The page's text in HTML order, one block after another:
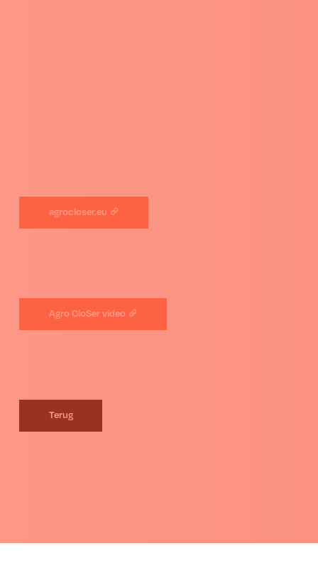
agrocloser.eu
Agro CloSer video
Terug